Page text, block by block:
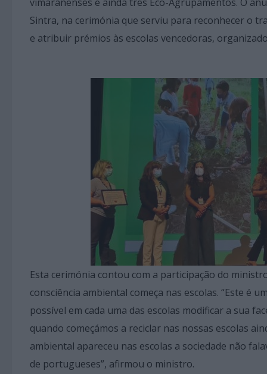
Sintra, na cerimónia que serviu para reconhecer o
e atribuir prémios às escolas vencedoras,
Esta cerimónia contou com a participação do
consciência ambiental começa nas escolas. “Este é
possível em cada uma das escolas modificar a sua
quando começámos a reciclar nas nossas escolas
ambiental apareceu nas escolas a sociedade não
de portugueses”, afirmou o ministro.